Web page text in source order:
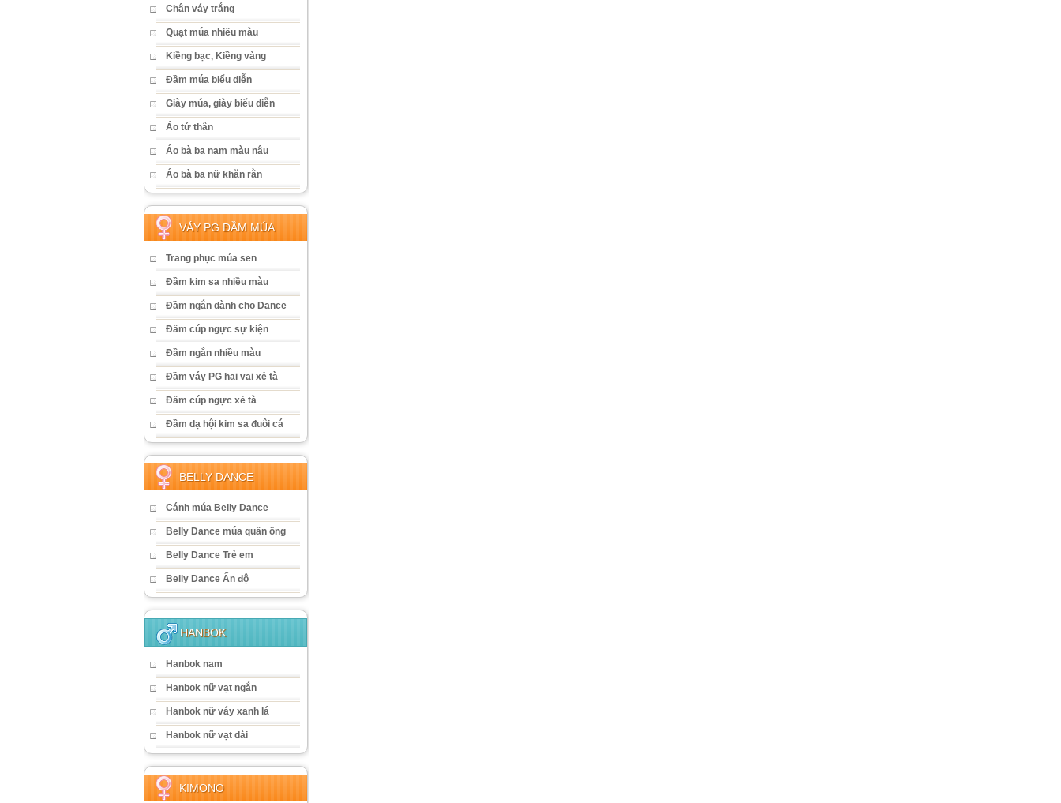
Chân váy trắng
Quạt múa nhiều màu
Kiềng bạc, Kiềng vàng
Đầm múa biểu diễn
Giày múa, giày biểu diễn
Áo tứ thân
Áo bà ba nam màu nâu
Áo bà ba nữ khăn rằn
VÁY PG ĐẦM MÚA
Trang phục múa sen
Đầm kim sa nhiều màu
Đầm ngắn dành cho Dance
Đầm cúp ngực sự kiện
Đầm ngắn nhiều màu
Đầm váy PG hai vai xẻ tà
Đầm cúp ngực xẻ tà
Đầm dạ hội kim sa đuôi cá
BELLY DANCE
Cánh múa Belly Dance
Belly Dance múa quần ống
Belly Dance Trẻ em
Belly Dance Ấn độ
HANBOK
Hanbok nam
Hanbok nữ vạt ngắn
Hanbok nữ váy xanh lá
Hanbok nữ vạt dài
KIMONO